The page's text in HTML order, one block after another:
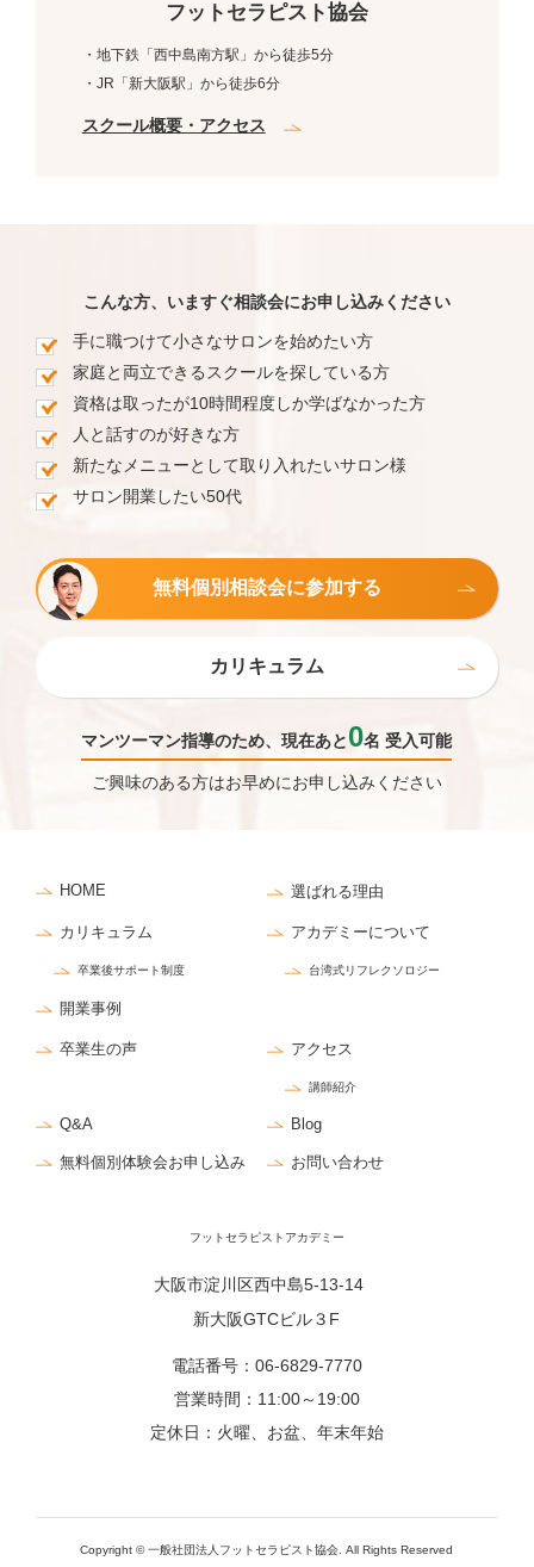
フットセラピスト協会
・地下鉄「西中島南方駅」から徒歩5分
・JR「新大阪駅」から徒歩6分
スクール概要・アクセス
こんな方、いますぐ相談会にお申し込みください
手に職つけて小さなサロンを始めたい方
家庭と両立できるスクールを探している方
資格は取ったが10時間程度しか学ばなかった方
人と話すのが好きな方
新たなメニューとして取り入れたいサロン様
サロン開業したい50代
無料個別相談会に参加する
カリキュラム
マンツーマン指導のため、現在あと0名 受入可能
ご興味のある方はお早めにお申し込みください
HOME 選ばれる理由
カリキュラム
卒業後サポート制度
アカデミーについて
台湾式リフレクソロジー
開業事例
卒業生の声 アクセス
講師紹介
Q&A Blog
無料個別体験会お申し込み お問い合わせ
フットセラピストアカデミー
大阪市淀川区西中島5-13-14
新大阪GTCビル３F
電話番号： 06-6829-7770
営業時間：11:00～19:00
定休日：火曜、お盆、年末年始
Copyright ©一般社団法人フットセラピスト協会. All Rights Reserved